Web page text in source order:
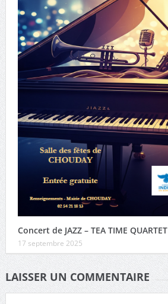
Concert de JAZZ – TEA TIME QUARTET
17 septembre 2025
LAISSER UN COMMENTAIRE